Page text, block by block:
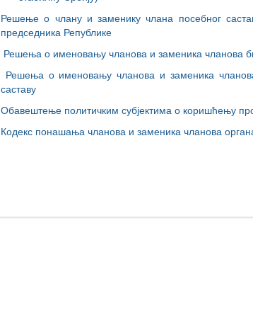
Решење о члану и заменику члана посебног
председника Републике
Решења о именовању чланова и заменика чланова
Решења о именовању чланова и заменика
саставу
Обавештење политичким субјектима о коришћењу
Кодекс понашања чланова и заменика чланова